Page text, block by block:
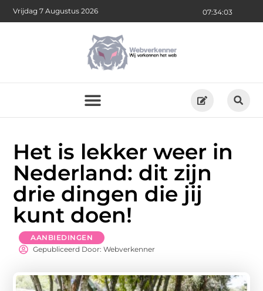
07:34:04
Vrijdag 7 Augustus 2026
Het is lekker weer in
Nederland: dit zijn
drie dingen die jij
kunt doen!
AANBIEDINGEN
Gepubliceerd Door: Webverkenner